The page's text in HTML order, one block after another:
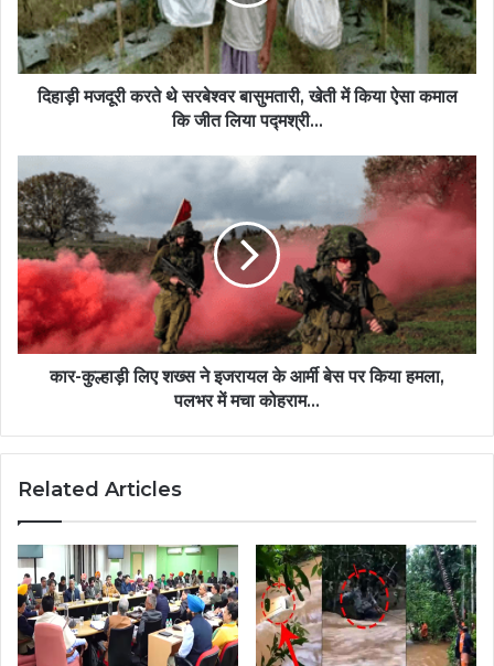
दिहाड़ी मजदूरी करते थे सरबेश्वर बासुमतारी, खेती में किया ऐसा कमाल
कि जीत लिया पद्मश्री...
कार-कुल्हाड़ी लिए शख्स ने इजरायल के आर्मी बेस पर किया हमला,
पलभर में मचा कोहराम...
Related Articles